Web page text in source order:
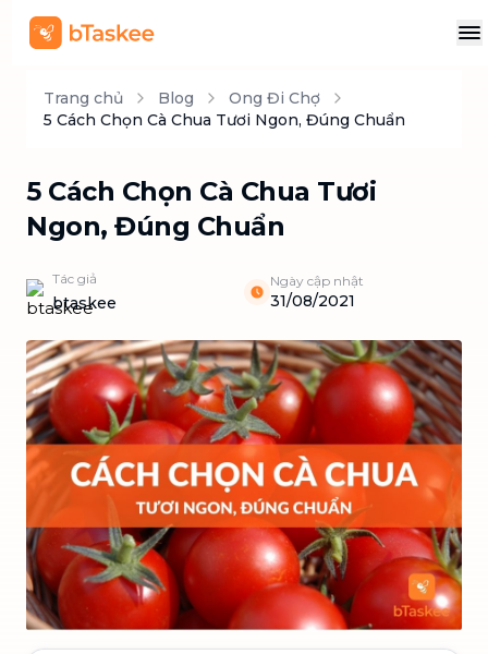
Trang chủ Blog
Ong Đi Chợ
5 Cách Chọn Cà Chua Tươi Ngon, Đúng Chuẩn
5 Cách Chọn Cà Chua Tươi
Ngon, Đúng Chuẩn
Tác giả
btaskee
Ngày cập nhật
31/08/2021